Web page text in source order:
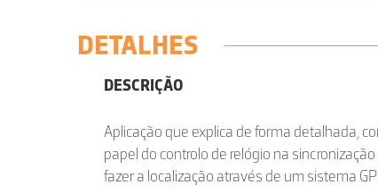
DETALHES
DESCRIÇÃO
Aplicação que explica de forma detalhada,
papel do controlo de relógio na
fazer a localização através de um sistema